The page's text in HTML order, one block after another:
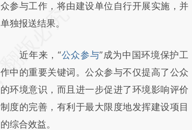
众参与工作，将由建设单位自行开展实施，并
单独报送结果。
近年来，“公众参与”成为中国环境保护工
作中的重要关键词。公众参与不仅提高了公众
的环境意识，而且进一步促进了环境影响评价
制度的完善，有利于最大限度地发挥建设项目
的综合效益。